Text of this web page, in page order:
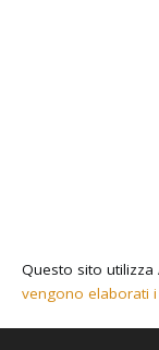
Questo sito
vengono elaborati